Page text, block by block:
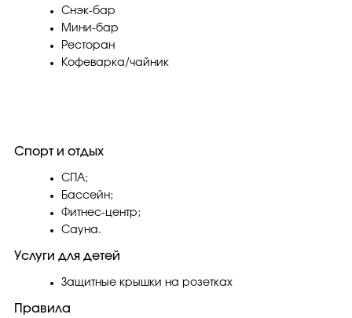
Снэк-бар
Мини-бар
Ресторан
Кофеварка/чайник
Спорт и отдых
СПА;
Бассейн;
Фитнес-центр;
Сауна.
Услуги для детей
Защитные крышки на розетках
Правила